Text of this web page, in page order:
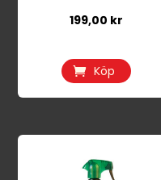
199,00 kr
Köp